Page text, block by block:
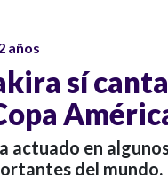
años
sí
actuado en
del mundo.